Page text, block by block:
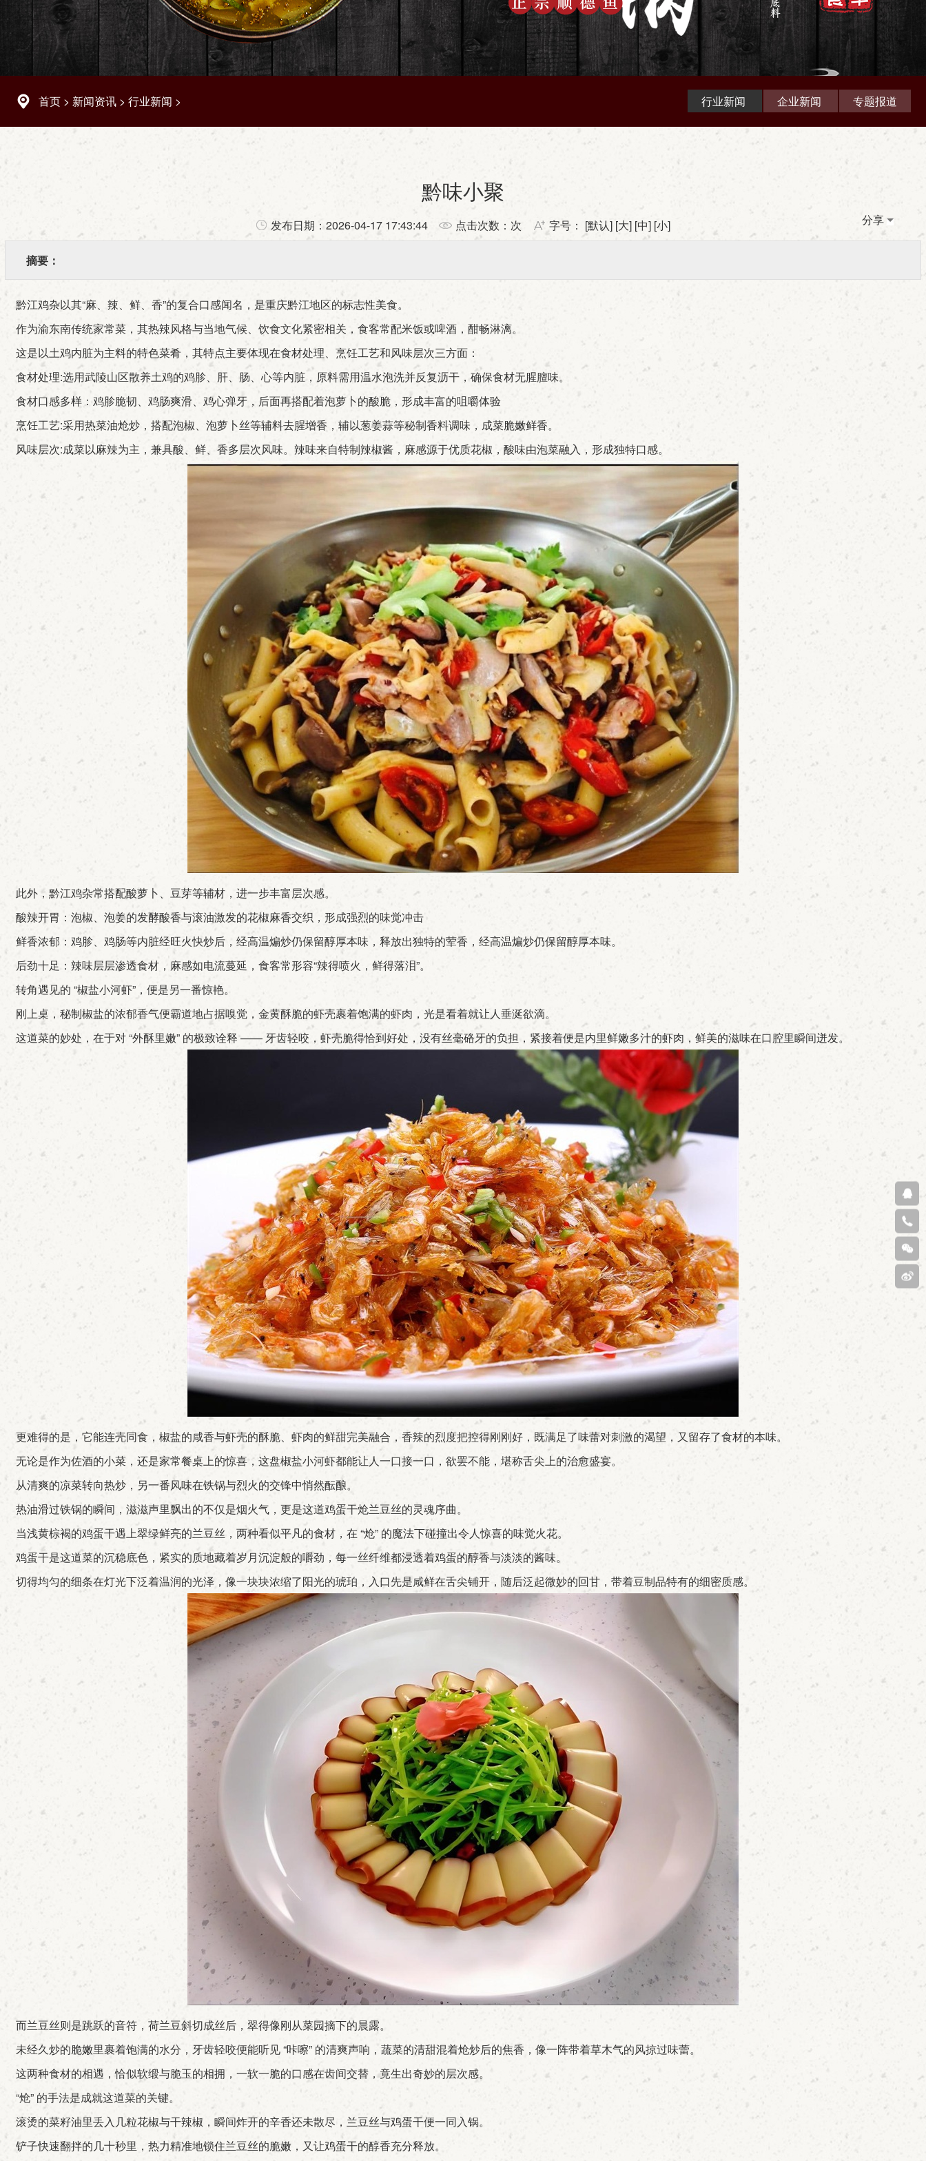
首页 > 新闻资讯 > 行业新闻 > 行业新闻 企业新闻 专题报道
黔味小聚
发布日期： 2026-04-17 17:43:44 点击次数： 次 字号： [默认] [大] [中] [小] 分享
摘要：
黔江鸡杂以其“麻、辣、鲜、香”的复合口感闻名，是重庆黔江地区的标志性美食。
作为渝东南传统家常菜，其热辣风格与当地气候、饮食文化紧密相关，食客常配米饭或啤酒，酣畅淋漓。
这是以土鸡内脏为主料的特色菜肴，其特点主要体现在食材处理、烹饪工艺和风味层次三方面：
食材处理:选用武陵山区散养土鸡的鸡胗、肝、肠、心等内脏，原料需用温水泡洗并反复沥干，确保食材无腥膻味。
食材口感多样：鸡胗脆韧、鸡肠爽滑、鸡心弹牙，后面再搭配着泡萝卜的酸脆，形成丰富的咀嚼体验
烹饪工艺:采用热菜油炝炒，搭配泡椒、泡萝卜丝等辅料去腥增香，辅以葱姜蒜等秘制香料调味，成菜脆嫩鲜香。
风味层次:成菜以麻辣为主，兼具酸、鲜、香多层次风味。辣味来自特制辣椒酱，麻感源于优质花椒，酸味由泡菜融入，形成独特口感。
此外，黔江鸡杂常搭配酸萝卜、豆芽等辅材，进一步丰富层次感。
酸辣开胃：泡椒、泡姜的发酵酸香与滚油激发的花椒麻香交织，形成强烈的味觉冲击
鲜香浓郁：鸡胗、鸡肠等内脏经旺火快炒后，经高温煸炒仍保留醇厚本味，释放出独特的荤香，经高温煸炒仍保留醇厚本味。
后劲十足：辣味层层渗透食材，麻感如电流蔓延，食客常形容“辣得喷火，鲜得落泪”。
转角遇见的 “椒盐小河虾”，便是另一番惊艳。
刚上桌，秘制椒盐的浓郁香气便霸道地占据嗅觉，金黄酥脆的虾壳裹着饱满的虾肉，光是看着就让人垂涎欲滴。
这道菜的妙处，在于对 “外酥里嫩” 的极致诠释 —— 牙齿轻咬，虾壳脆得恰到好处，没有丝毫硌牙的负担，紧接着便是内里鲜嫩多汁的虾肉，鲜美的滋味在口腔里瞬间迸发。
更难得的是，它能连壳同食，椒盐的咸香与虾壳的酥脆、虾肉的鲜甜完美融合，香辣的烈度把控得刚刚好，既满足了味蕾对刺激的渴望，又留存了食材的本味。
无论是作为佐酒的小菜，还是家常餐桌上的惊喜，这盘椒盐小河虾都能让人一口接一口，欲罢不能，堪称舌尖上的治愈盛宴。
从清爽的凉菜转向热炒，另一番风味在铁锅与烈火的交锋中悄然酝酿。
热油滑过铁锅的瞬间，滋滋声里飘出的不仅是烟火气，更是这道鸡蛋干炝兰豆丝的灵魂序曲。
当浅黄棕褐的鸡蛋干遇上翠绿鲜亮的兰豆丝，两种看似平凡的食材，在 “炝” 的魔法下碰撞出令人惊喜的味觉火花。
鸡蛋干是这道菜的沉稳底色，紧实的质地藏着岁月沉淀般的嚼劲，每一丝纤维都浸透着鸡蛋的醇香与淡淡的酱味。
切得均匀的细条在灯光下泛着温润的光泽，像一块块浓缩了阳光的琥珀，入口先是咸鲜在舌尖铺开，随后泛起微妙的回甘，带着豆制品特有的细密质感。
而兰豆丝则是跳跃的音符，荷兰豆斜切成丝后，翠得像刚从菜园摘下的晨露。
未经久炒的脆嫩里裹着饱满的水分，牙齿轻咬便能听见 “咔嚓” 的清爽声响，蔬菜的清甜混着炝炒后的焦香，像一阵带着草木气的风掠过味蕾。
这两种食材的相遇，恰似软缎与脆玉的相拥，一软一脆的口感在齿间交替，竟生出奇妙的层次感。
“炝” 的手法是成就这道菜的关键。
滚烫的菜籽油里丢入几粒花椒与干辣椒，瞬间炸开的辛香还未散尽，兰豆丝与鸡蛋干便一同入锅。
铲子快速翻拌的几十秒里，热力精准地锁住兰豆丝的脆嫩，又让鸡蛋干的醇香充分释放。
在线
客服
400-
808-
6029
扫码
新浪